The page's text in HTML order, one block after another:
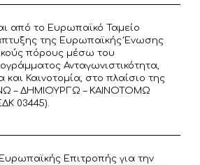
από το Ευρωπαϊκό Ταμείο
της Ευρωπαϊκής Ένωσης
πόρους μέσω του
Ανταγωνιστικότητα,
και Καινοτομία, στο πλαίσιο της
– ΔΗΜΙΟΥΡΓΩ – ΚΑΙΝΟΤΟΜΩ
03445).
Επιτροπής για την